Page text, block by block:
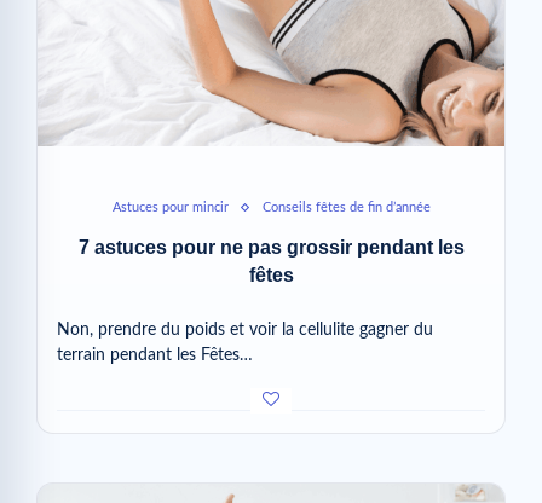
Astuces pour mincir Conseils fêtes de fin d’année
7 astuces pour ne pas grossir pendant les
fêtes
Non, prendre du poids et voir la cellulite gagner du
terrain pendant les Fêtes…